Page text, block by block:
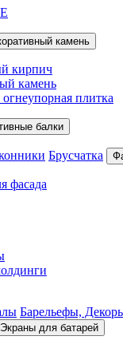
камень
кирпич
камень
плитка
балки
Брусчатка
фасада
Барельефы,
Экраны для батарей